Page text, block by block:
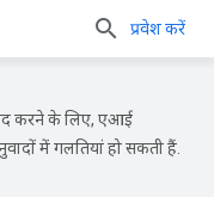
प्रवेश करें
करने के लिए, एआई
में गलतियां हो सकती हैं.